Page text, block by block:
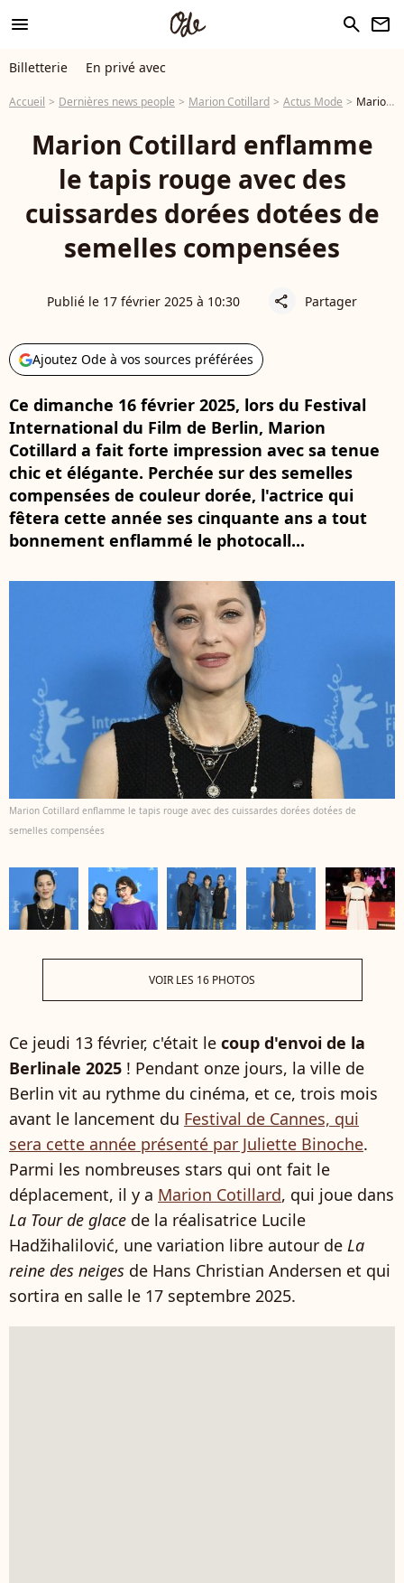
menu search newsletter
Billetterie En privé avec
Accueil Dernières news people Marion Cotillard Actus Mode Marion Cotillard enflamme le tapis rouge avec des cuissardes dorées dotées de semelles compensées
Marion Cotillard enflamme
le tapis rouge avec des
cuissardes dorées dotées de
semelles compensées
Publié le 17 février 2025 à 10:30 share Partager
Ajoutez Ode à vos sources préférées
Ce dimanche 16 février 2025, lors du Festival
International du Film de Berlin, Marion
Cotillard a fait forte impression avec sa tenue
chic et élégante. Perchée sur des semelles
compensées de couleur dorée, l'actrice qui
fêtera cette année ses cinquante ans a tout
bonnement enflammé le photocall...
Marion Cotillard enflamme le tapis rouge avec des cuissardes dorées dotées de
semelles compensées
VOIR LES 16 PHOTOS
Ce jeudi 13 février, c'était le coup d'envoi de la
Berlinale 2025 ! Pendant onze jours, la ville de
Berlin vit au rythme du cinéma, et ce, trois mois
avant le lancement du Festival de Cannes, qui
sera cette année présenté par Juliette Binoche.
Parmi les nombreuses stars qui ont fait le
déplacement, il y a Marion Cotillard, qui joue dans
La Tour de glace de la réalisatrice Lucile
Hadžihalilović, une variation libre autour de La
reine des neiges de Hans Christian Andersen et qui
sortira en salle le 17 septembre 2025.